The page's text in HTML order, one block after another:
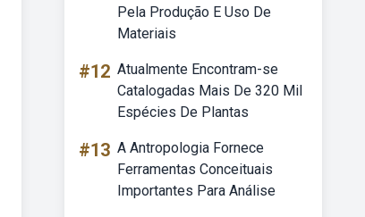
Pela Produção E Uso De
Materiais
#12 Atualmente Encontram-se
Catalogadas Mais De 320 Mil
Espécies De Plantas
#13 A Antropologia Fornece
Ferramentas Conceituais
Importantes Para Análise